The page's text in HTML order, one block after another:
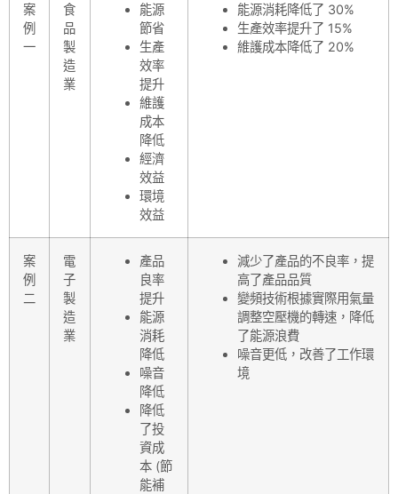
案
例
一
食
品
製
造
業
能源
節省
生產
效率
提升
維護
成本
降低
經濟
效益
環境
效益
能源消耗降低了 30%
生產效率提升了 15%
維護成本降低了 20%
案
例
二
電
子
製
造
業
產品
良率
提升
能源
消耗
降低
噪音
降低
降低
了投
資成
本 (節
能補
減少了產品的不良率，提
高了產品品質
變頻技術根據實際用氣量
調整空壓機的轉速，降低
了能源浪費
噪音更低，改善了工作環
境